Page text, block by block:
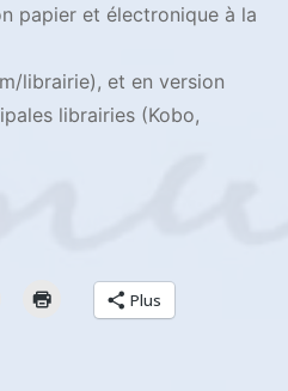
papier et électronique à la
librairie), et en version
librairies (Kobo,
Plus